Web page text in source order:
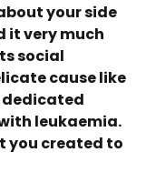
your side
it very much
social
cause like
dedicated
leukaemia.
you created to